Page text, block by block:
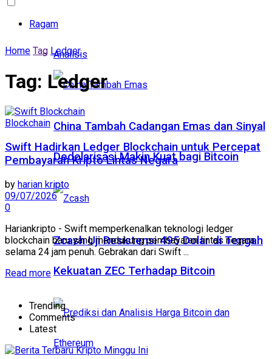
Ragam
Analisis
China Tambah Cadangan Emas dan Sinyal
Dedolarisasi Makin Kuat bagi Bitcoin
Zcash Uji Resistensi 495 Dolar di Tengah
Kekuatan ZEC Terhadap Bitcoin
Home Tag Ledger
Tag: Ledger
Blockchain
Swift Hadirkan Ledger Blockchain untuk Percepat
Pembayaran Kripto Lintas Negara
by harian kripto
09/07/2026
0
Hariankripto - Swift memperkenalkan teknologi ledger
blockchain baru yang mendukung pembayaran lintas negara
selama 24 jam penuh. Gebrakan dari Swift ...
Read more
Trending
Comments
Latest